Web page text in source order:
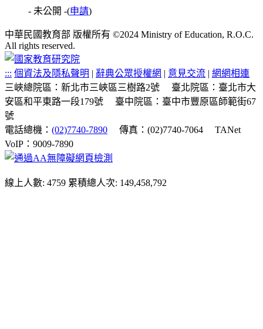
- 未公開 -(申請)
中華民國教育部 版權所有 ©2024 Ministry of Education, R.O.C.
All rights reserved.
::: 個資法及隱私聲明 | 辭典公眾授權網 | 意見交流 | 網網相連
三峽總院區：新北市三峽區三樹路2號
臺北院區：臺北市大
安區和平東路一段179號
臺中院區：臺中市豐原區師範街67
號
電話總機： (02)7740-7890 傳真：(02)7740-7064
TANet
VoIP：9009-7890
線上人數: 4759 累積總人次: 149,458,792